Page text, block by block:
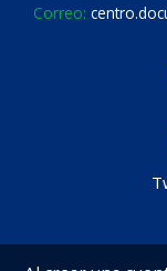
Correo: